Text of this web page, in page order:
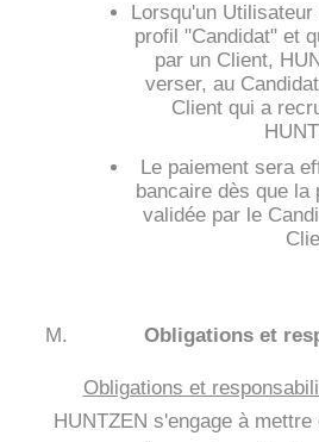
Lorsqu'un
profil "Candidat" et
par un Client,
verser, au
Client qui a
Le paiement sera
bancaire dès que la
validée par le
Obligations et
Obligations et
HUNTZEN s'engage à